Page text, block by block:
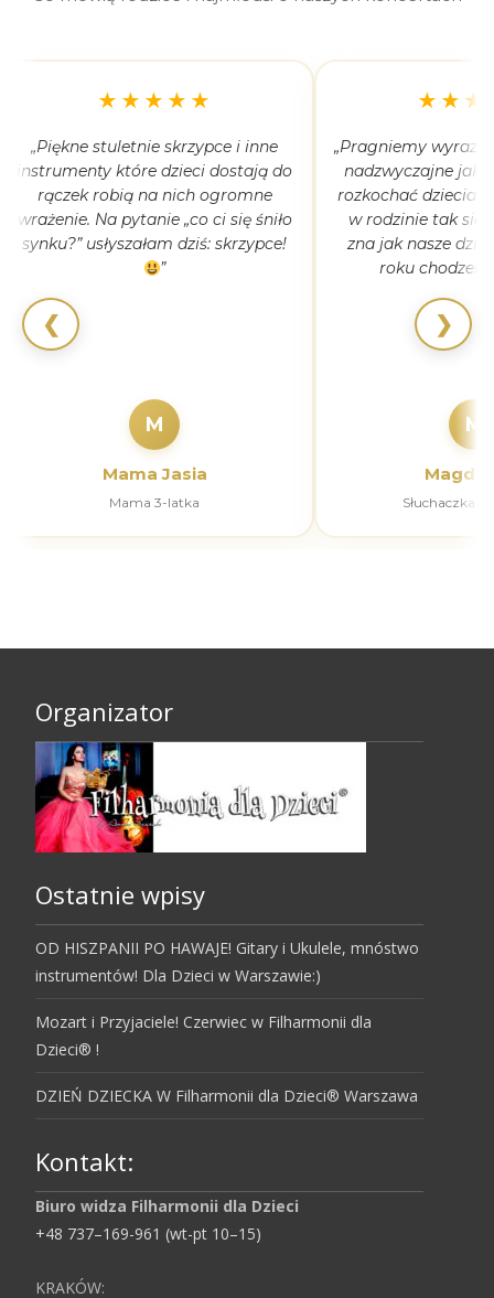
❮
★★★★★
„Piękne stuletnie skrzypce i inne
instrumenty które dzieci dostają do
rączek robią na nich ogromne
wrażenie. Na pytanie „co ci się śniło
synku?” usłyszałam dziś: skrzypce!
”
M
Mama Jasia
Mama 3-latka
„Pragniemy wyrazić
nadzwyczajne jak
rozkochać
w rodzinie tak się
zna jak nasze
roku
M
Słuchaczka
❯
Organizator
Ostatnie wpisy
OD HISZPANII PO HAWAJE! Gitary i Ukulele, mnóstwo
instrumentów! Dla Dzieci w Warszawie:)
Mozart i Przyjaciele! Czerwiec w Filharmonii dla
Dzieci® !
DZIEŃ DZIECKA W Filharmonii dla Dzieci® Warszawa
Kontakt:
Biuro widza Filharmonii dla Dzieci
+48 737–169-961 (wt-pt 10–15)
KRAKÓW: